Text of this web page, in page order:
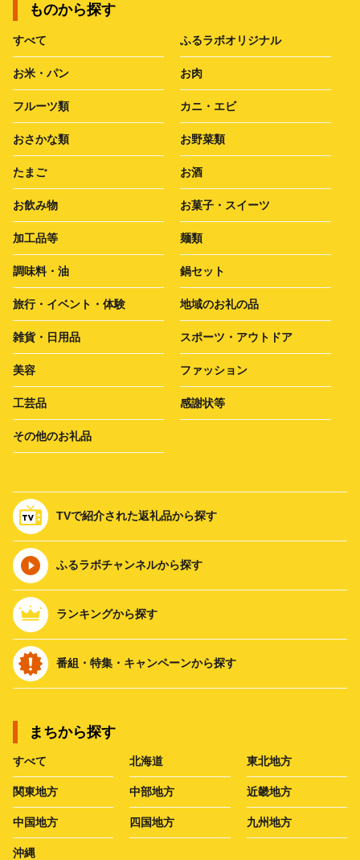
ものから探す
すべて ふるラボオリジナル
お米・パン お肉
フルーツ類 カニ・エビ
おさかな類 お野菜類
たまご お酒
お飲み物 お菓子・スイーツ
加工品等 麺類
調味料・油 鍋セット
旅行・イベント・体験 地域のお礼の品
雑貨・日用品 スポーツ・アウトドア
美容 ファッション
工芸品 感謝状等
その他のお礼品
TVで紹介された返礼品から探す
ふるラボチャンネルから探す
ランキングから探す
番組・特集・キャンペーンから探す
まちから探す
すべて 北海道 東北地方
関東地方 中部地方 近畿地方
中国地方 四国地方 九州地方
沖縄